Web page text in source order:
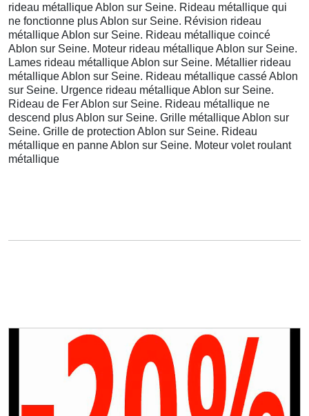
rideau métallique Ablon sur Seine. Rideau métallique qui
ne fonctionne plus Ablon sur Seine. Révision rideau
métallique Ablon sur Seine. Rideau métallique coincé
Ablon sur Seine. Moteur rideau métallique Ablon sur Seine.
Lames rideau métallique Ablon sur Seine. Métallier rideau
métallique Ablon sur Seine. Rideau métallique cassé Ablon
sur Seine. Urgence rideau métallique Ablon sur Seine.
Rideau de Fer Ablon sur Seine. Rideau métallique ne
descend plus Ablon sur Seine. Grille métallique Ablon sur
Seine. Grille de protection Ablon sur Seine. Rideau
métallique en panne Ablon sur Seine. Moteur volet roulant
métallique